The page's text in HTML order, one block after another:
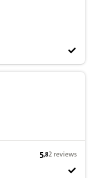
5,8 op basis
5,82 reviews